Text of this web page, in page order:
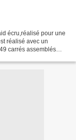
écru,réalisé pour une
réalisé avec un
carrés assemblés